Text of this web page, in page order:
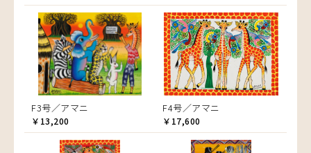
F3号／アマニ
￥13,200
F4号／アマニ
￥17,600